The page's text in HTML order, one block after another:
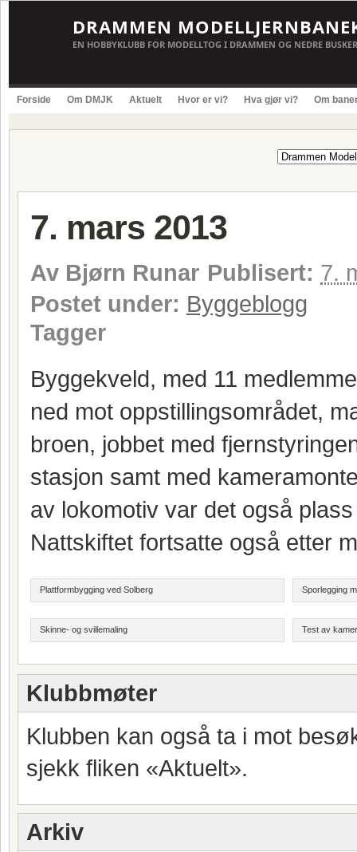
DRAMMEN
EN HOBBYKLUBB FOR MODELLTOG I DRAMMEN OG NEDRE
Forside Om DMJK Aktuelt Hvor er vi? Hva gjør vi? Om
7. mars 2013
Av Bjørn Runar Publisert: 7.
Postet under: Byggeblogg
Tagger
Byggekveld, med 11
ned mot oppstillingsområdet,
broen, jobbet med
stasjon samt med
av lokomotiv var det også
Nattskiftet fortsatte også etter
Plattformbygging ved Solberg Sporlegging
Skinne- og svillemaling Test av
Klubbmøter
Klubben kan også ta i mot
sjekk fliken «Aktuelt».
Arkiv